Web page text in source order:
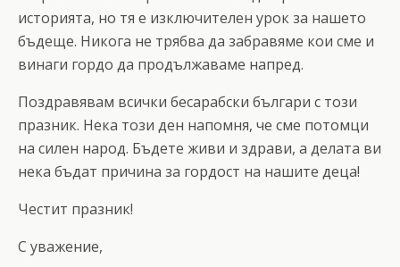
историята, но тя е изключителен урок за нашето
бъдеще. Никога не трябва да забравяме кои сме и
винаги гордо да продължаваме напред.
Поздравявам всички бесарабски българи с този
празник. Нека този ден напомня, че сме потомци
на силен народ. Бъдете живи и здрави, а делата ви
нека бъдат причина за гордост на нашите деца!
Честит празник!
С уважение,